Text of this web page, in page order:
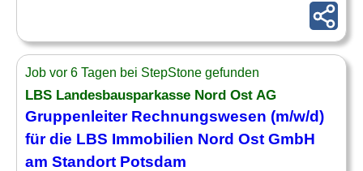
Job vor 6 Tagen bei StepStone gefunden
LBS Landesbausparkasse Nord Ost AG
Gruppenleiter Rechnungswesen (m/w/d)
für die LBS Immobilien Nord Ost GmbH
am Standort Potsdam